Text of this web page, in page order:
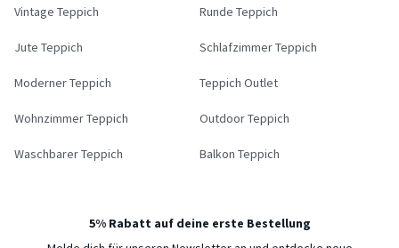
Vintage Teppich Runde Teppich
Jute Teppich Schlafzimmer Teppich
Moderner Teppich Teppich Outlet
Wohnzimmer Teppich Outdoor Teppich
Waschbarer Teppich Balkon Teppich
5% Rabatt auf deine erste Bestellung